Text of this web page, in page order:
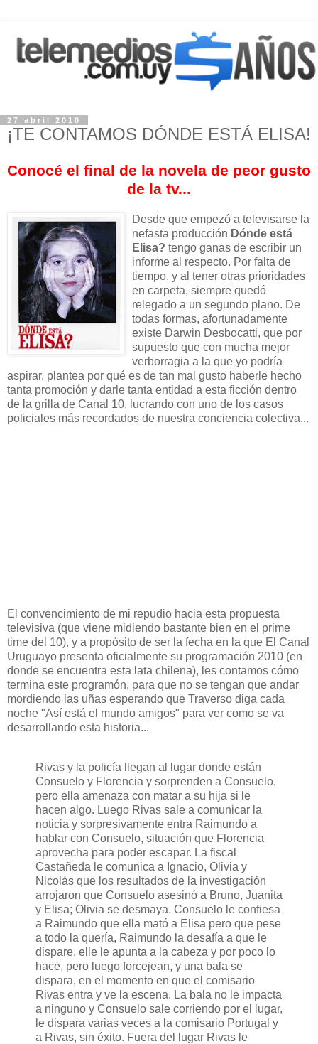
27 abril 2010
¡TE CONTAMOS DÓNDE ESTÁ ELISA!
Conocé el final de la novela de peor gusto
de la tv...
Desde que empezó a televisarse la
nefasta producción Dónde está
Elisa? tengo ganas de escribir un
informe al respecto. Por falta de
tiempo, y al tener otras prioridades
en carpeta, siempre quedó
relegado a un segundo plano. De
todas formas, afortunadamente
existe Darwin Desbocatti, que por
supuesto que con mucha mejor
verborragia a la que yo podría
aspirar, plantea por qué es de tan mal gusto haberle hecho
tanta promoción y darle tanta entidad a esta ficción dentro
de la grilla de Canal 10, lucrando con uno de los casos
policiales más recordados de nuestra conciencia colectiva...
El convencimiento de mi repudio hacia esta propuesta
televisiva (que viene midiendo bastante bien en el prime
time del 10), y a propósito de ser la fecha en la que El Canal
Uruguayo presenta oficialmente su programación 2010 (en
donde se encuentra esta lata chilena), les contamos cómo
termina este programón, para que no se tengan que andar
mordiendo las uñas esperando que Traverso diga cada
noche "Así está el mundo amigos" para ver como se va
desarrollando esta historia...
Rivas y la policía llegan al lugar donde están
Consuelo y Florencia y sorprenden a Consuelo,
pero ella amenaza con matar a su hija si le
hacen algo. Luego Rivas sale a comunicar la
noticia y sorpresivamente entra Raimundo a
hablar con Consuelo, situación que Florencia
aprovecha para poder escapar. La fiscal
Castañeda le comunica a Ignacio, Olivia y
Nicolás que los resultados de la investigación
arrojaron que Consuelo asesinó a Bruno, Juanita
y Elisa; Olivia se desmaya. Consuelo le confiesa
a Raimundo que ella mató a Elisa pero que pese
a todo la quería, Raimundo la desafía a que le
dispare, elle le apunta a la cabeza y por poco lo
hace, pero luego forcejean, y una bala se
dispara, en el momento en que el comisario
Rivas entra y ve la escena. La bala no le impacta
a ninguno y Consuelo sale corriendo por el lugar,
le dispara varias veces a la comisario Portugal y
a Rivas, sin éxito. Fuera del lugar Rivas le